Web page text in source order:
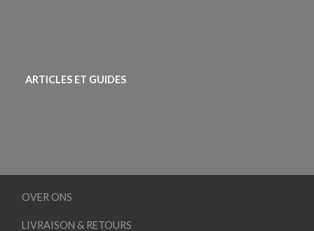
ARTICLES ET GUIDES
OVER ONS
LIVRAISON & RETOURS